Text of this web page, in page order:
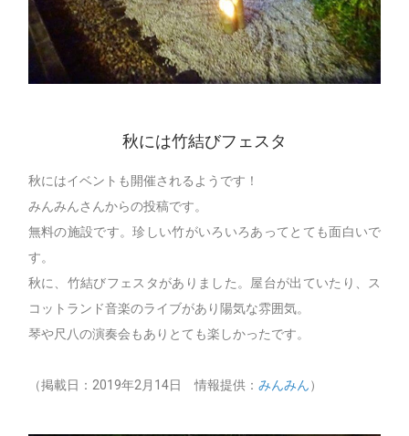
秋には竹結びフェスタ
秋にはイベントも開催されるようです！
みんみんさんからの投稿です。
無料の施設です。珍しい竹がいろいろあってとても面白いで
す。
秋に、竹結びフェスタがありました。屋台が出ていたり、ス
コットランド音楽のライブがあり陽気な雰囲気。
琴や尺八の演奏会もありとても楽しかったです。
（掲載日：2019年2月14日 情報提供： みんみん）